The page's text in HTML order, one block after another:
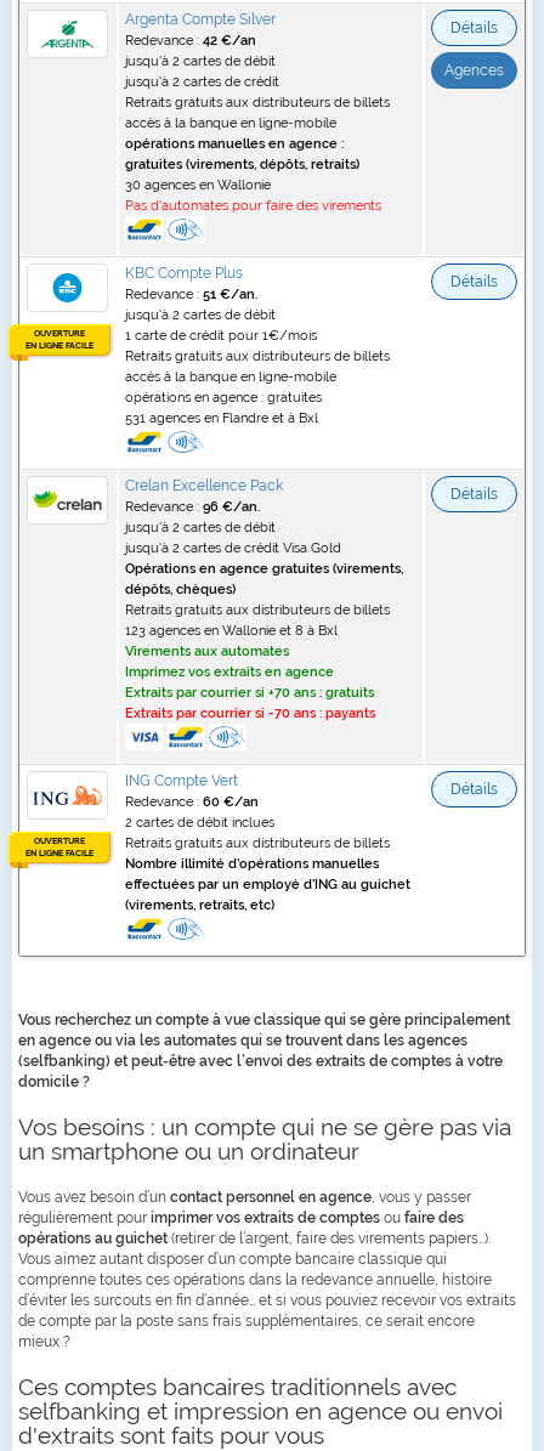
Argenta Compte Silver
Redevance : 42 €/an
jusqu'à 2 cartes de débit
jusqu'à 2 cartes de crédit
Retraits gratuits aux distributeurs de billets
accès à la banque en ligne-mobile
opérations manuelles en agence :
gratuites (virements, dépôts, retraits)
30 agences en Wallonie
Pas d'automates pour faire des virements
Détails
Agences
OUVERTURE
EN LIGNE FACILE
KBC Compte Plus
Redevance : 51 €/an.
jusqu'à 2 cartes de débit
1 carte de crédit pour 1€/mois
Retraits gratuits aux distributeurs de billets
accès à la banque en ligne-mobile
opérations en agence : gratuites
531 agences en Flandre et à Bxl
Détails
Crelan Excellence Pack
Redevance : 96 €/an.
jusqu'à 2 cartes de débit
jusqu'à 2 cartes de crédit Visa Gold
Opérations en agence gratuites (virements,
dépôts, chèques)
Retraits gratuits aux distributeurs de billets
123 agences en Wallonie et 8 à Bxl
Virements aux automates
Imprimez vos extraits en agence
Extraits par courrier si +70 ans : gratuits
Extraits par courrier si -70 ans : payants
Détails
OUVERTURE
EN LIGNE FACILE
ING Compte Vert
Redevance : 60 €/an
2 cartes de débit inclues
Retraits gratuits aux distributeurs de billets
Nombre illimité d’opérations manuelles
effectuées par un employé d’ING au guichet
(virements, retraits, etc)
Détails
Vous recherchez un compte à vue classique qui se gère principalement
en agence ou via les automates qui se trouvent dans les agences
(selfbanking) et peut-être avec l’envoi des extraits de comptes à votre
domicile ?
Vos besoins : un compte qui ne se gère pas via
un smartphone ou un ordinateur
Vous avez besoin d’un contact personnel en agence, vous y passer
régulièrement pour imprimer vos extraits de comptes ou faire des
opérations au guichet(retirer de l’argent, faire des virements papiers…).
Vous aimez autant disposer d’un compte bancaire classique qui
comprenne toutes ces opérations dans la redevance annuelle, histoire
d’éviter les surcouts en fin d’année… et si vous pouviez recevoir vos extraits
de compte par la poste sans frais supplémentaires, ce serait encore
mieux ?
Ces comptes bancaires traditionnels avec
selfbanking et impression en agence ou envoi
d'extraits sont faits pour vous